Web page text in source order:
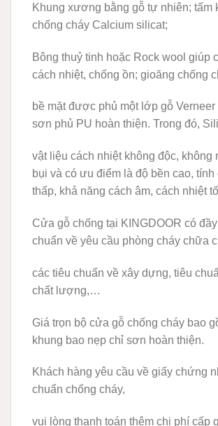
Khung xương bằng gỗ tự nhiên; tấm
chống cháy Calcium silicat;
Bông thuỷ tinh hoặc Rock wool giúp
cách nhiệt, chống ồn; gioăng chống
bề mặt được phủ một lớp gỗ
sơn phủ PU hoàn thiện. Trong đó,
vật liệu cách nhiệt không độc, không
bụi và có ưu điểm là độ bền cao, tính
thấp, khả năng cách âm, cách nhiệt
Cửa gỗ chống tại KINGDOOR có
chuẩn về yêu cầu phòng cháy chữa
các tiêu chuẩn về xây dựng, tiêu
chất lượng,…
Giá trọn bộ cửa gỗ chống cháy bao
khung bao nẹp chỉ sơn hoàn thiện.
Khách hàng yêu cầu về giấy chứng
chuẩn chống cháy,
vui lòng thanh toán thêm chi phí cấp